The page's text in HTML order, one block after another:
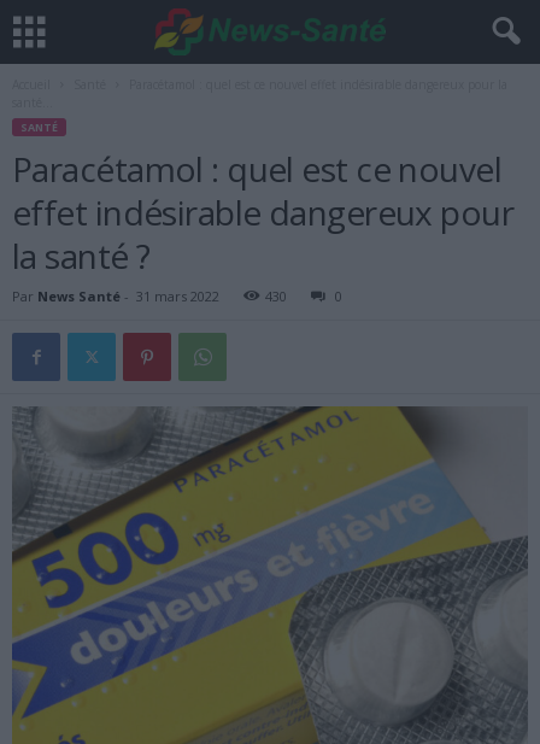
SANTÉ
Paracétamol : quel est ce nouvel
effet indésirable dangereux pour
la santé ?
Par News Santé - 31 mars 2022 430 0